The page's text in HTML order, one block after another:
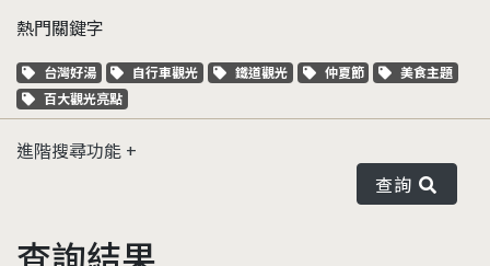
熱門關鍵字
關鍵字標籤
台灣好湯 關鍵字標籤
自行車觀光 關鍵字標籤
鐵道觀光 關鍵字標籤
仲夏節 關鍵字標籤
美食主題
關鍵字標籤
百大觀光亮點
進階搜尋功能
查詢
查詢結果